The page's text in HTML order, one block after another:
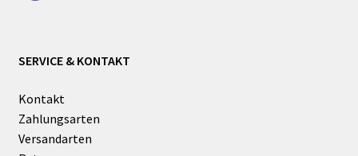
SERVICE & KONTAKT
Kontakt
Zahlungsarten
Versandarten